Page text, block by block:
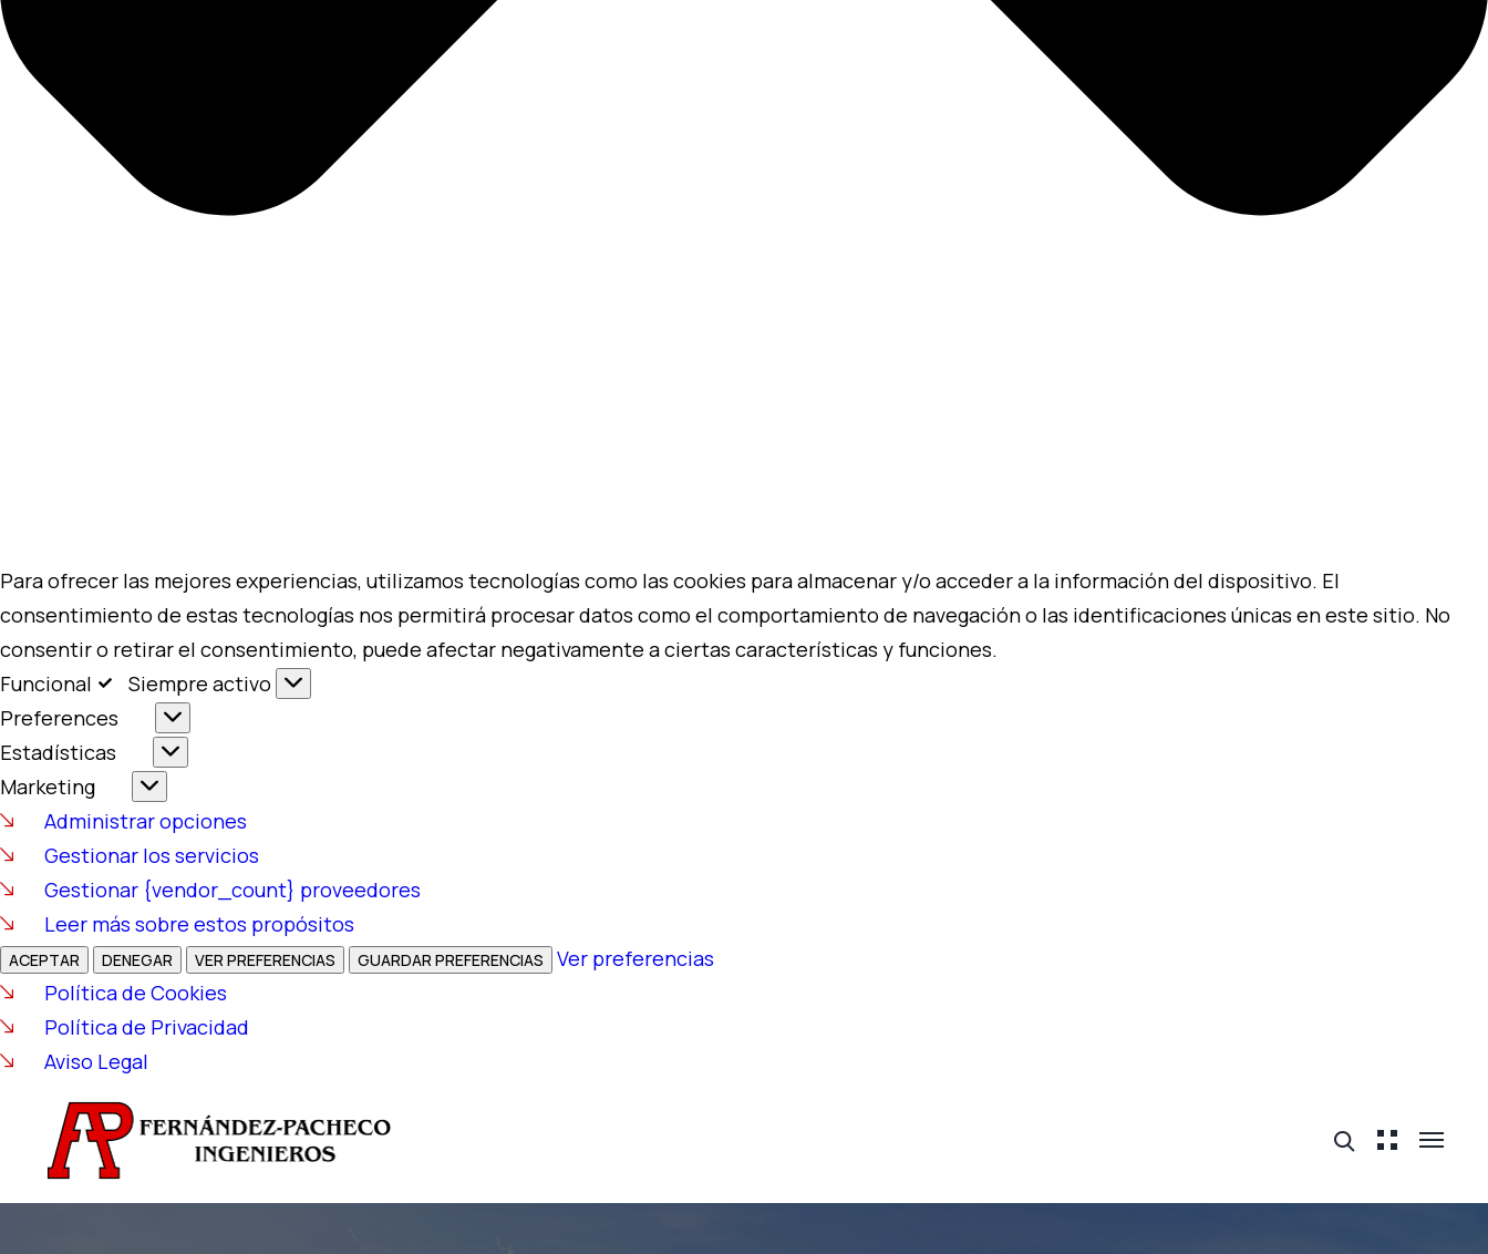
Para ofrecer las mejores experiencias, utilizamos tecnologías como las cookies para almacenar y/o acceder a la información del dispositivo. El
consentimiento de estas tecnologías nos permitirá procesar datos como el comportamiento de navegación o las identificaciones únicas en este sitio. No
consentir o retirar el consentimiento, puede afectar negativamente a ciertas características y funciones.
Funcional
Siempre activo
Preferences
Estadísticas
Marketing
Administrar opciones
Gestionar los servicios
Gestionar {vendor_count} proveedores
Leer más sobre estos propósitos
ACEPTAR DENEGAR VER PREFERENCIAS GUARDAR PREFERENCIAS
Ver preferencias
Política de Cookies
Política de Privacidad
Aviso Legal